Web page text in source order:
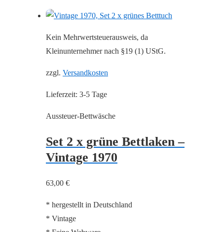
Kein Mehrwertsteuerausweis, da
Kleinunternehmer nach §19 (1) UStG.
zzgl. Versandkosten
Lieferzeit: 3-5 Tage
Aussteuer-Bettwäsche
Set 2 x grüne Bettlaken –
Vintage 1970
63,00 €
* hergestellt in Deutschland
* Vintage